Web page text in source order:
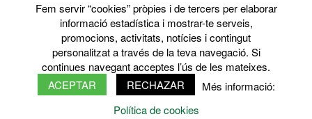
Avís legal
Privacy policy
Sobre el web
Directori de la UAB
© 2026 Vila Universitària UAB Tots els drets reservats
Fem servir “cookies” pròpies i de tercers per elaborar
informació estadística i mostrar-te serveis,
promocions, activitats, notícies i contingut
personalitzat a través de la teva navegació. Si
continues navegant acceptes l’ús de les mateixes.
ACEPTAR
RECHAZAR
Més informació:
Política de cookies